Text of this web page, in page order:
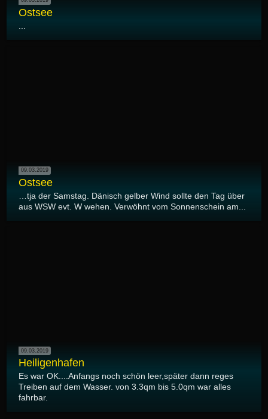
Ostsee
09.03.2019
Ostsee
…tja der Samstag. Dänisch gelber Wind sollte den Tag über
aus WSW evt. W wehen. Verwöhnt vom Sonnenschein am...
09.03.2019
Heiligenhafen
Es war OK....Anfangs noch schön leer,später dann reges
Treiben auf dem Wasser. von 3.3qm bis 5.0qm war alles
fahrbar.